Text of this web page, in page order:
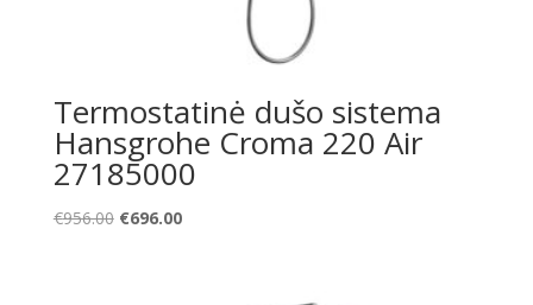
Termostatinė dušo sistema
Hansgrohe Croma 220 Air
27185000
€956.00 Original
€696.00Current